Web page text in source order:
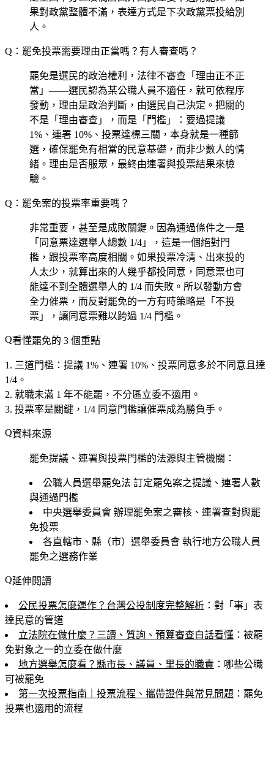
果對政黨整體不滿，表達方式是下次政黨票投給別
人。
Q：罷免投票需要理由正當嗎？有人審查嗎？
罷免是選民的政治權利，法律不審查「理由正不正
當」——選民認為某公職人員不適任，就可依程序
發動，理由是政治判斷，由選民自己決定。把關的
不是「理由審查」，而是「門檻」：要過提議
1%、連署 10%、投票達標三關，本身就是一種篩
選，確保罷免有相當的民意基礎，而非少數人的情
緒。理由是否服眾，最終由連署與投票結果來檢
驗。
Q：罷免案的投票率重要嗎？
非常重要，甚至是成敗關鍵。因為通過條件之一是
「同意票達選舉人總數 1/4」，這是一個絕對門
檻，跟投票率高度相關。如果投票冷清、出來投的
人太少，就算出來的人幾乎都投同意，同意票也可
能達不到全體選舉人的 1/4 而失敗。所以發動方會
全力催票，而反對罷免的一方有時策略是「不投
票」，讓同意票難以跨過 1/4 門檻。
看懂罷免的 3 個重點
三道門檻 ：提議 1%、連署 10%、投票同意多於不同意且達
1/4。
就職未滿 1 年不能罷 ，不分區立委不適用。
投票率是關鍵 ，1/4 同意門檻讓催票成為勝負手。
資料來源
罷免提議、連署與投票門檻的法源與主管機關：
公職人員選舉罷免法 訂定罷免案之提議、連署人數
與通過門檻
中央選舉委員會 辦理罷免案之審核、連署查對與罷
免投票
各直轄市、縣（市）選舉委員會 執行地方公職人員
罷免之選務作業
延伸閱讀
公民投票怎麼運作？台灣公投制度完整解析 ：對「事」表
達民意的管道
立法院在做什麼？三讀、質詢、預算審查白話看懂 ：被罷
免對象之一的立委在做什麼
地方選舉怎麼看？縣市長、議員、里長的職責 ：哪些公職
可被罷免
第一次投票指南｜投票流程、攜帶證件與常見問題 ：罷免
投票也適用的流程